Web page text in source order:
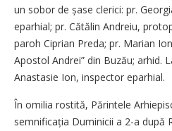
un sobor de șase clerici: pr.
eparhial; pr. Cătălin Andreiu,
paroh Ciprian Preda; pr. Marian
Apostol Andrei” din Buzău; arhid.
Anastasie Ion, inspector eparhial.
În omilia rostită, Părintele
semnificația Duminicii a 2-a după